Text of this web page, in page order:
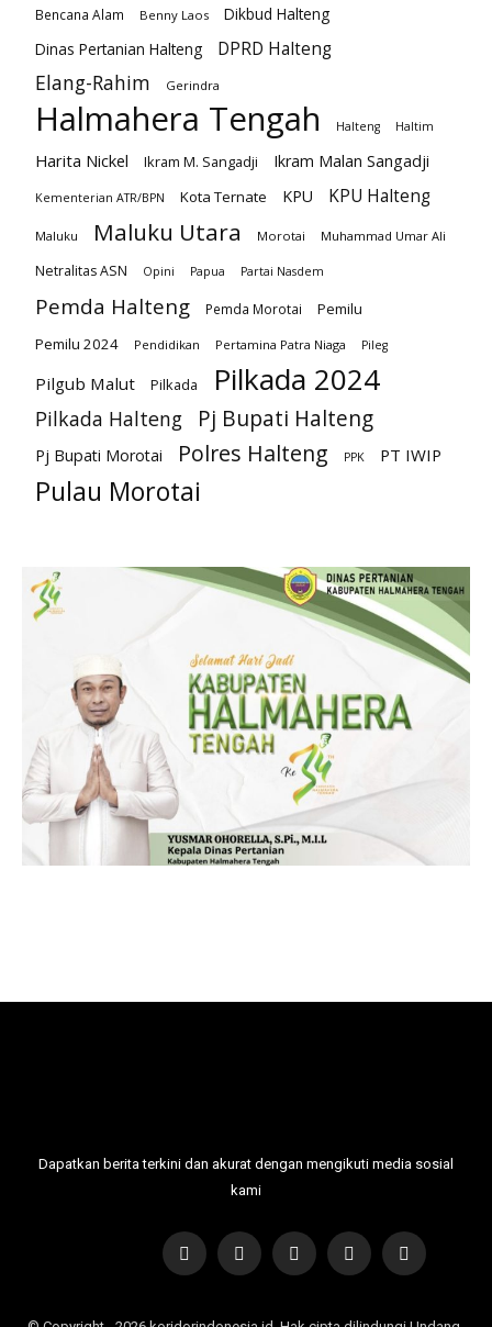
Bencana Alam Benny Laos
Dikbud Halteng
Dinas Pertanian Halteng
DPRD Halteng
Elang-Rahim Gerindra
Halmahera Tengah Halteng Haltim
Harita Nickel Ikram M. Sangadji Ikram Malan Sangadji
Kementerian ATR/BPN Kota Ternate KPU KPU Halteng
Maluku Maluku Utara Morotai Muhammad Umar Ali
Netralitas ASN Opini Papua Partai Nasdem
Pemda Halteng Pemda Morotai
Pemilu
Pemilu 2024
Pendidikan Pertamina Patra Niaga Pileg
Pilgub Malut Pilkada Pilkada 2024
Pilkada Halteng Pj Bupati Halteng
Pj Bupati Morotai Polres Halteng PPK PT IWIP
Pulau Morotai
Dapatkan berita terkini dan akurat dengan mengikuti media sosial
kami